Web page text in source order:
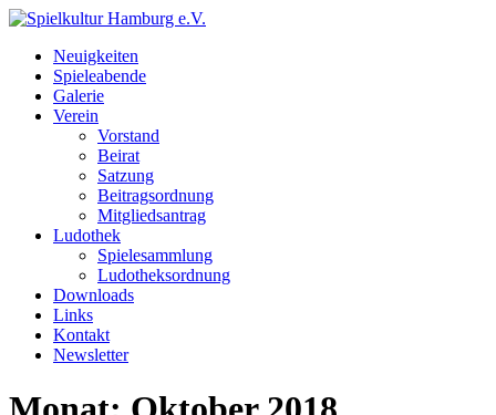
Neuigkeiten
Spieleabende
Galerie
Verein
Vorstand
Beirat
Satzung
Beitragsordnung
Mitgliedsantrag
Ludothek
Spielesammlung
Ludotheksordnung
Downloads
Links
Kontakt
Newsletter